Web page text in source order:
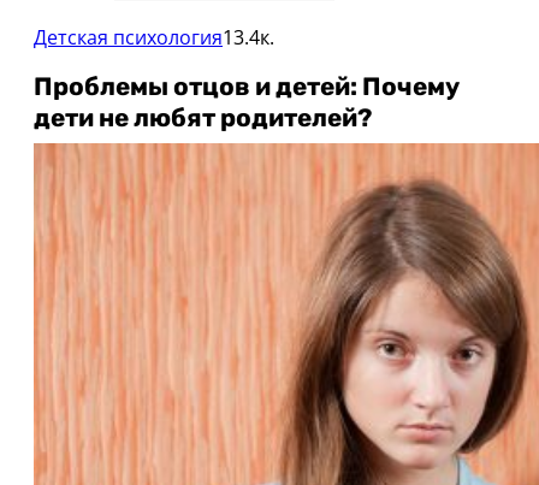
Детская психология13.4к.
Проблемы отцов и детей: Почему
дети не любят родителей?